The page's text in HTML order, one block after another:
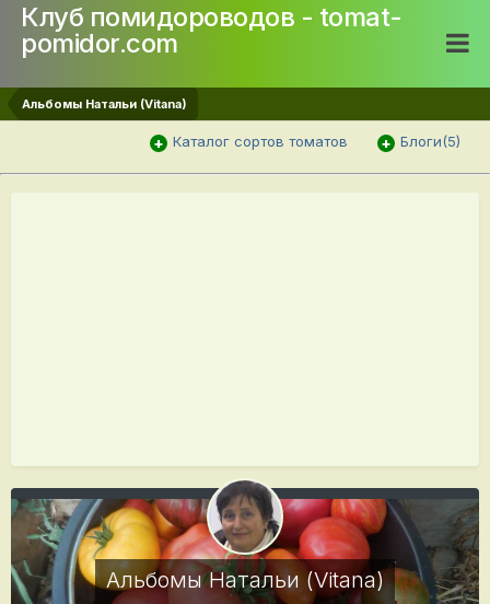
Клуб помидороводов - tomat-
pomidor.com
Альбомы Натальи (Vitana)
Каталог сортов томатов Блоги(5)
Альбомы Натальи (Vitana)